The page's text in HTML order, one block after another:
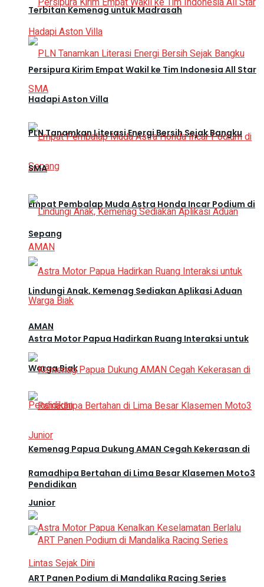
Persipura Kirim Empat Wakil ke Tim Indonesia All Star
Hadapi Aston Villa
Empat Pembalap Muda Astra Honda Incar Podium di
Sepang
Astra Motor Papua Hadirkan Ruang Interaksi untuk
Warga Biak
Ramadhipa Bertahan di Lima Besar Klasemen Moto3
Junior
ART Panen Podium di Mandalika Racing Series
Terbitan Kemenag untuk Madrasah
PLN Tanamkan Literasi Energi Bersih Sejak Bangku
SMA
Lindungi Anak, Kemenag Sediakan Aplikasi Aduan
AMAN
Kemenag Papua Dukung AMAN Cegah Kekerasan di
Pendidikan